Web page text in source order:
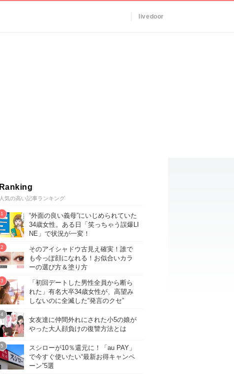
livedoor
Ranking
人気の高い記事ランキング
“外面の良い義母”にいじめられていた
34歳女性。ある日「笑っちゃう誤爆LI
NE」で状況が一変！
そのアイシャドウ古見え確実！誰で
も今っぽ顔になれる！お似合いカラ
ーの選び方＆塗り方
「初回デートした男性全員から断ら
れた」有名大卒34歳女性が、高望み
しないのに全滅した“発言のクセ”
女友達に仲間外れにされた小5の娘が
やった大人顔負けの復讐方法とは
スシローが10％還元に！「au PAY」
で今すぐ使いたい“最新お得キャンペ
ーン”5選